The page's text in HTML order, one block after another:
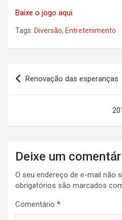
Baixe o jogo aqui.
Tags: Diversão, Entretenimento
Navegação
de
Renovação das esperanças
Deixe um
O seu endereço de e-mail não
obrigatórios são marcados
Comentário *